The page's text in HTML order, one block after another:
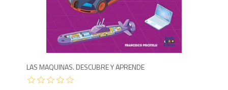
LAS MAQUINAS. DESCUBRE Y APRENDE
Agotado